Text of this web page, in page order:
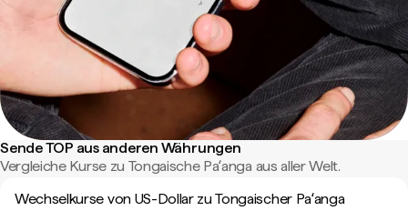
Sende TOP aus anderen Währungen
Vergleiche Kurse zu Tongaische Paʻanga aus aller Welt.
Wechselkurse von US-Dollar zu Tongaischer Paʻanga